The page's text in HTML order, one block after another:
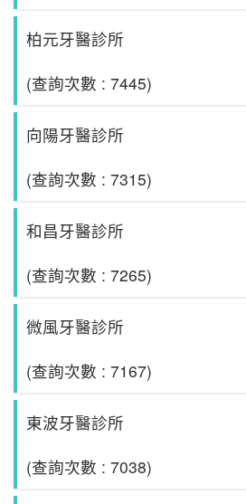
柏元牙醫診所
(查詢次數 : 7445)
向陽牙醫診所
(查詢次數 : 7315)
和昌牙醫診所
(查詢次數 : 7265)
微風牙醫診所
(查詢次數 : 7167)
東波牙醫診所
(查詢次數 : 7038)